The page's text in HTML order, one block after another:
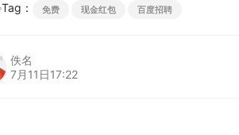
Tag： 免费 现金红包 百度招聘
佚名
7月11日17:22